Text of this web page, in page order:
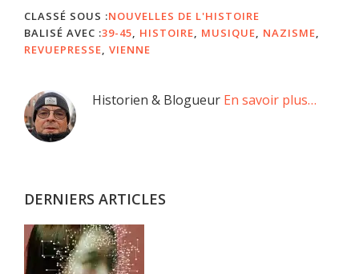
CLASSÉ SOUS :NOUVELLES DE L'HISTOIRE
BALISÉ AVEC :39-45 HISTOIRE MUSIQUE NAZISME
REVUEPRESSE VIENNE
Barre
latérale
Historien & Blogueur En savoir plus…
DERNIERS ARTICLES